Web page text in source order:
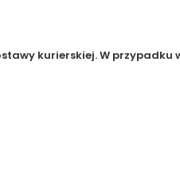
kurierskiej. W